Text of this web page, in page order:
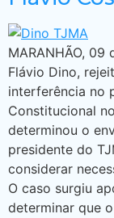
MARANHÃO,
Flávio Dino,
interferência no
Constitucional
determinou o
presidente do
considerar
O caso surgiu
determinar que